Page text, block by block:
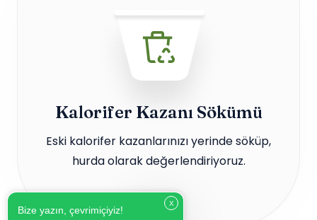
Kalorifer Kazanı Sökümü
Eski kalorifer kazanlarınızı yerinde söküp,
hurda olarak değerlendiriyoruz.
X
Bize yazın, çevrimiçiyiz!